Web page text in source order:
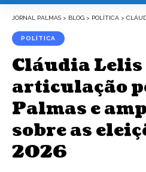
JORNAL PALMAS > BLOG > POLÍTICA > CLÁUDIA LELIS
POLÍTICA
Cláudia
articulação
Palmas e
sobre as
2026